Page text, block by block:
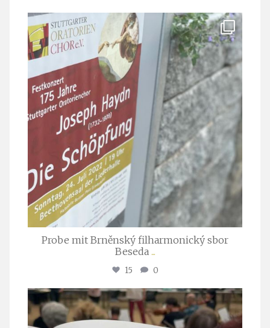
stuttgarter_oratorienchor
Juli 23
Probe mit Brněnský filharmonický sbor
Beseda ...
15 0
stuttgarter_oratorienchor
Juli 23